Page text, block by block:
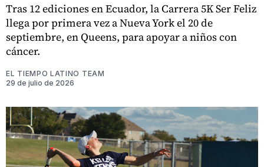
Tras 12 ediciones en Ecuador, la Carrera 5K Ser Feliz
llega por primera vez a Nueva York el 20 de
septiembre, en Queens, para apoyar a niños con
cáncer.
EL TIEMPO LATINO TEAM
29 de julio de 2026